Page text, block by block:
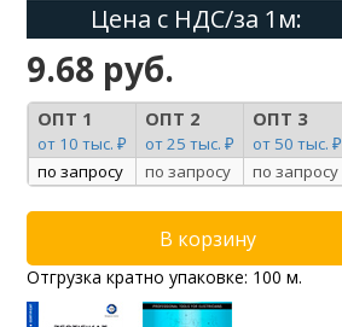
Цена с НДС/за 1м:
9.68 руб.
ОПТ 1
от 10 тыс. ₽
ОПТ 2
от 25 тыс. ₽
ОПТ 3
от 50 тыс. ₽
по запросу
по запросу по запросу
Отгрузка кратно упаковке: 100 м.